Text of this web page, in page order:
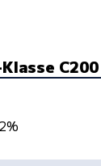
C200